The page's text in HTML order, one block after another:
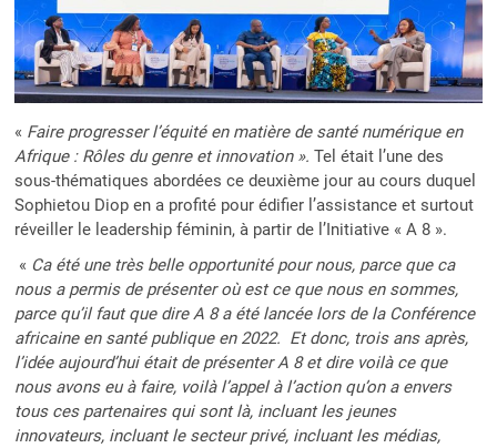
« Faire progresser l’équité en matière de santé numérique en
Afrique : Rôles du genre et innovation ». Tel était l’une des
sous-thématiques abordées ce deuxième jour au cours duquel
Sophietou Diop en a profité pour édifier l’assistance et surtout
réveiller le leadership féminin, à partir de l’Initiative « A 8 ».
« Ca été une très belle opportunité pour nous, parce que ca
nous a permis de présenter où est ce que nous en sommes,
parce qu’il faut que dire A 8 a été lancée lors de la Conférence
africaine en santé publique en 2022. Et donc, trois ans après,
l’idée aujourd’hui était de présenter A 8 et dire voilà ce que
nous avons eu à faire, voilà l’appel à l’action qu’on a envers
tous ces partenaires qui sont là, incluant les jeunes
innovateurs, incluant le secteur privé, incluant les médias,